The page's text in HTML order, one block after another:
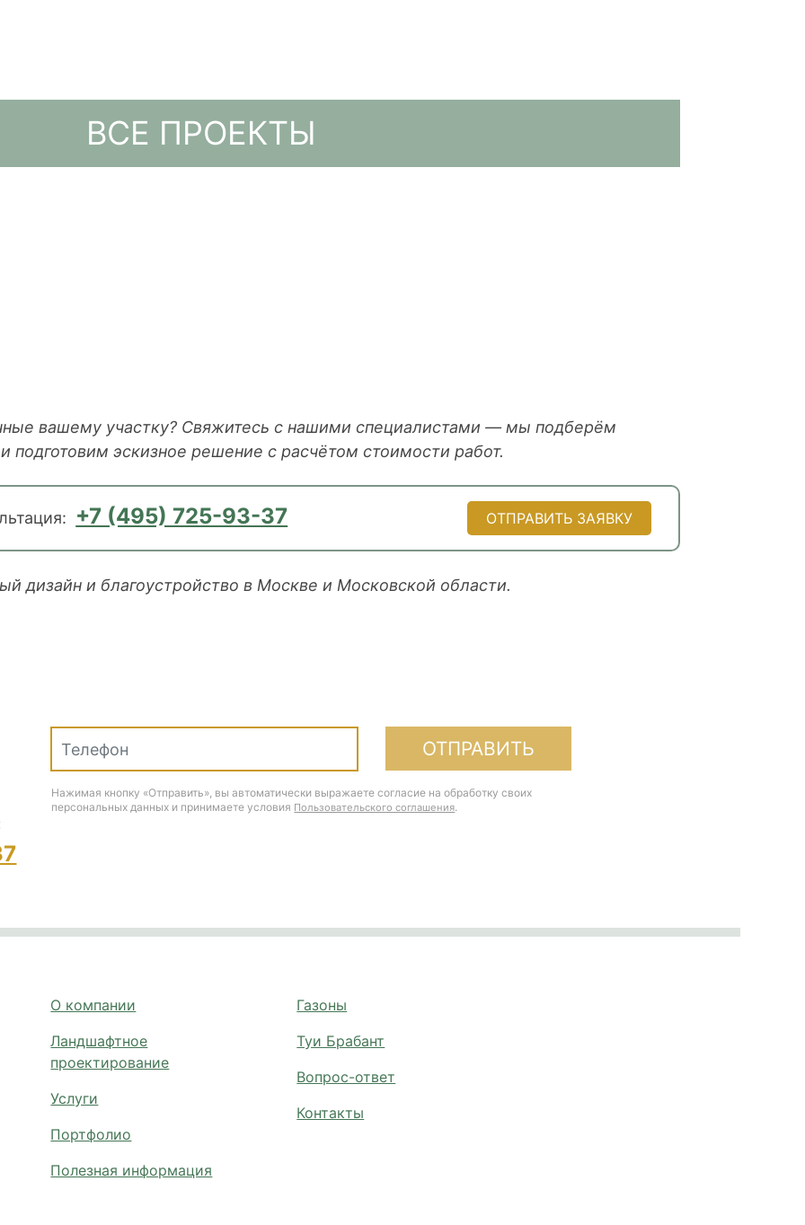
ВСЕ ПРОЕКТЫ
вашему участку? Свяжитесь с нашими специалистами — мы подберём
подготовим эскизное решение с расчётом стоимости работ.
+7 (495) 725-93-37 ОТПРАВИТЬ ЗАЯВКУ
дизайн и благоустройство в Москве и Московской области.
ОТПРАВИТЬ
Нажимая кнопку «Отправить», вы автоматически выражаете согласие на обработку своих
персональных данных и принимаете условия Пользовательского соглашения.
О компании
Ландшафтное
проектирование
Услуги
Портфолио
Полезная информация
Газоны
Туи Брабант
Вопрос-ответ
Контакты